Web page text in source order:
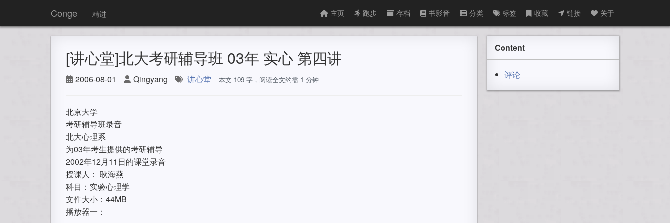
Conge 精进 主页 跑步 存档 书影音 分类 标签 收藏 链接 关于
[讲心堂]北大考研辅导班 03年 实心 第四讲
2006-08-01 Qingyang 讲心堂 本文 109 字，阅读全文约需 1 分钟
北京大学
考研辅导班录音
北大心理系
为03年考生提供的考研辅导
2002年12月11日的课堂录音
授课人： 耿海燕
科目：实验心理学
文件大小：44MB
播放器一：
Content
评论